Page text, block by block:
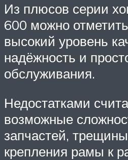
Из плюсов серии
600 можно
высокий уровень
надёжность и
обслуживания.
Недостатками
возможные
запчастей,
крепления рамы к